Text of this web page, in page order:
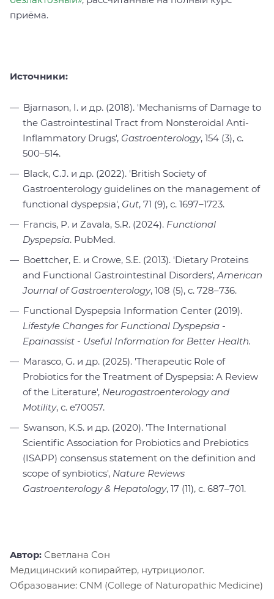
приёма.
Источники:
Bjarnason, I. и др. (2018). 'Mechanisms of Damage to
the Gastrointestinal Tract from Nonsteroidal Anti-
Inflammatory Drugs', Gastroenterology, 154 (3), с.
500–514.
Black, C.J. и др. (2022). 'British Society of
Gastroenterology guidelines on the management of
functional dyspepsia', Gut, 71 (9), с. 1697–1723.
Francis, P. и Zavala, S.R. (2024). Functional
Dyspepsia. PubMed.
Boettcher, E. и Crowe, S.E. (2013). 'Dietary Proteins
and Functional Gastrointestinal Disorders',American
Journal of Gastroenterology, 108 (5), с. 728–736.
Functional Dyspepsia Information Center (2019).
Lifestyle Changes for Functional Dyspepsia -
Epainassist - Useful Information for Better Health.
Marasco, G. и др. (2025). 'Therapeutic Role of
Probiotics for the Treatment of Dyspepsia: A Review
of the Literature', Neurogastroenterology and
Motility, с. e70057.
Swanson, K.S. и др. (2020). 'The International
Scientific Association for Probiotics and Prebiotics
(ISAPP) consensus statement on the definition and
scope of synbiotics', Nature Reviews
Gastroenterology & Hepatology, 17 (11), с. 687–701.
Aвтор: Светлана Сон
Медицинский копирайтер, нутрициолог.
Образование: CNM (College of Naturopathic Medicine)